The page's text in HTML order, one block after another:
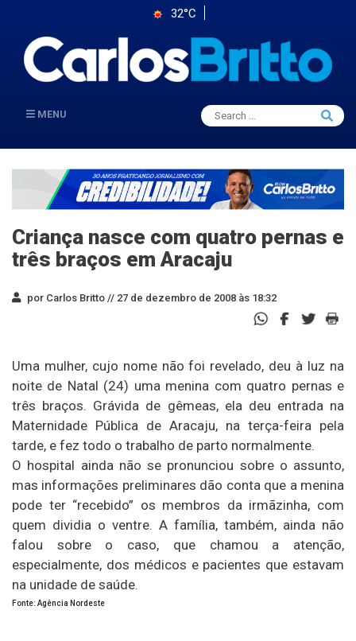
32°C
MENU
Search
for:
Search
Criança nasce com quatro pernas e
três braços em Aracaju
por Carlos Britto // 27 de dezembro de 2008 às 18:32
Uma mulher, cujo nome não foi revelado, deu à luz na
noite de Natal (24) uma menina com quatro pernas e
três braços. Grávida de gêmeas, ela deu entrada na
Maternidade Pública de Aracaju, na terça-feira pela
tarde, e fez todo o trabalho de parto normalmente.
O hospital ainda não se pronunciou sobre o assunto,
mas informações preliminares dão conta que a menina
pode ter “recebido” os membros da irmãzinha, com
quem dividia o ventre. A família, também, ainda não
falou sobre o caso, que chamou a atenção,
especialmente, dos médicos e pacientes que estavam
na unidade de saúde.
Fonte: Agência Nordeste